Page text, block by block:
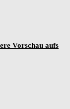
Vorschau aufs